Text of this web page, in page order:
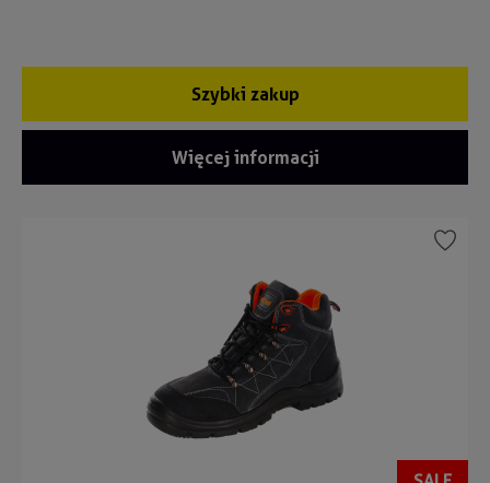
Szybki zakup
Więcej informacji